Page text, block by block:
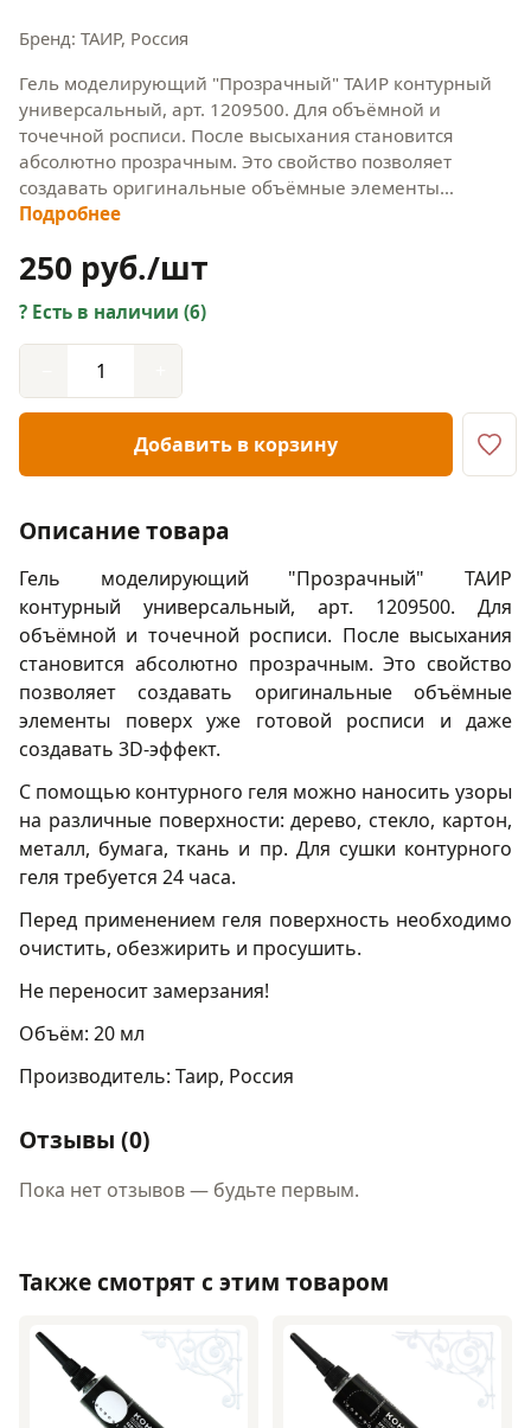
Бренд: ТАИР, Россия
Гель моделирующий "Прозрачный" ТАИР контурный
универсальный, арт. 1209500. Для объёмной и
точечной росписи. После высыхания становится
абсолютно прозрачным. Это свойство позволяет
создавать оригинальные объёмные элементы…
Подробнее
250 руб./шт
Есть в наличии (6)
Добавить в корзину
Описание товара
Гель моделирующий "Прозрачный" ТАИР
контурный универсальный, арт. 1209500. Для
объёмной и точечной росписи. После высыхания
становится абсолютно прозрачным. Это свойство
позволяет создавать оригинальные объёмные
элементы поверх уже готовой росписи и даже
создавать 3D-эффект.
С помощью контурного геля можно наносить узоры
на различные поверхности: дерево, стекло, картон,
металл, бумага, ткань и пр. Для сушки контурного
геля требуется 24 часа.
Перед применением геля поверхность необходимо
очистить, обезжирить и просушить.
Не переносит замерзания!
Объём: 20 мл
Производитель: Таир, Россия
Отзывы (0)
Пока нет отзывов — будьте первым.
Также смотрят с этим товаром